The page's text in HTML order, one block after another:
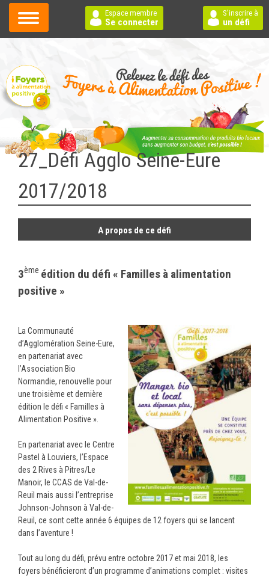
Espace membre
Se connecter
S'inscrire à
un défi
27_Défi Agglo Seine-Eure
2017/2018
A propos de ce défi
3ème édition du défi « Familles à alimentation
positive »
La Communauté
d’Agglomération Seine-Eure,
en partenariat avec
l’Association Bio
Normandie, renouvelle pour
une troisième et dernière
édition le défi « Familles à
Alimentation Positive ».
En partenariat avec le Centre
Pastel à Louviers, l’Espace
des 2 Rives à Pitres/Le
Manoir, le CCAS de Val-de-
Reuil mais aussi l’entreprise
Johnson-Johnson à Val-de-
Reuil, ce sont cette année 6 équipes de 12 foyers qui se lancent
dans l’aventure !
Tout au long du défi, prévu entre octobre 2017 et mai 2018, les
foyers bénéficieront d’un programme d’animations complet : visites